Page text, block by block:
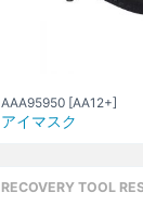
AAA95950 [AA12+]
アイマスク
RECOVERY TOOL